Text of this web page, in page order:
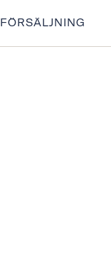
FÖRSÄLJNING